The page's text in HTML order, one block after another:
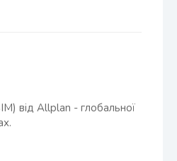
від Allplan - глобальної